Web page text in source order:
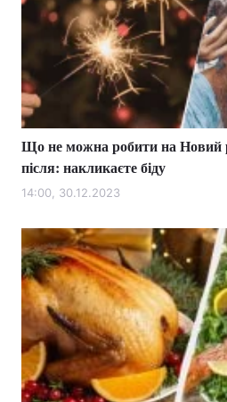
Що не можна робити на Новий
після: накликаєте біду
14:00, 30.12.2023